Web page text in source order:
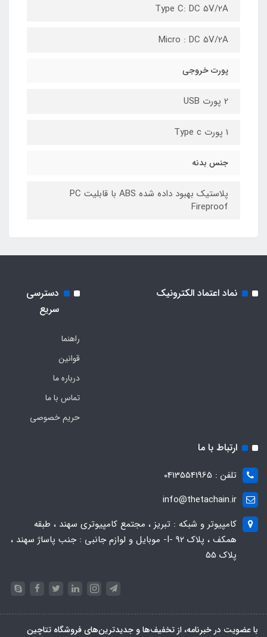
Type C: DC 5V/2A
Micro : DC 5V/2A
پورت خروجی
2 پورت USB
1 پورت Type c
جنس بدنه
پلاستیک بهبود داده شده ABS با قابلیت PC
Fireproof
نماد اعتماد الکترونیک
دسترسی
سریع
راهنما
قوانین
درباره ما
تماس با ما
حریم خصوصی
ارتباط با ما
تلفن : 04135541965
info@thetachain.ir
کامپیوتر و شبکه : تبریز ، مجتمع کامپیوتری سهند ، طبقه
همکف ، پلاک 92 -I- موبایل و لوازم جانبی : جنب پاساژ سهند ،
پلاک 55
با عضویت در خبرنامه، از تخفیف‌ها و جدیدترین‌های فروشگاه تتاچین